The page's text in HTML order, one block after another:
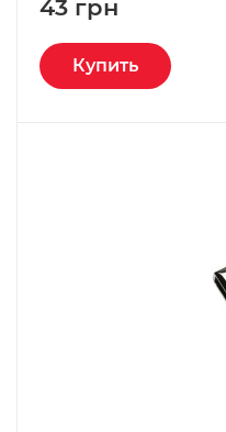
43 грн
Купить